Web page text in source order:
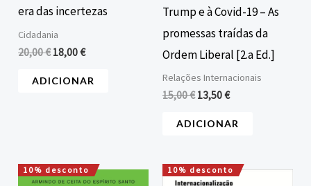
era das incertezas
Cidadania
20,00€ 18,00€
ADICIONAR
Trump e à Covid-19 – As
promessas traídas da
Ordem Liberal [2.a Ed.]
Relações Internacionais
15,00€ 13,50€
ADICIONAR
10% desconto
O
O
10% desconto
O
O